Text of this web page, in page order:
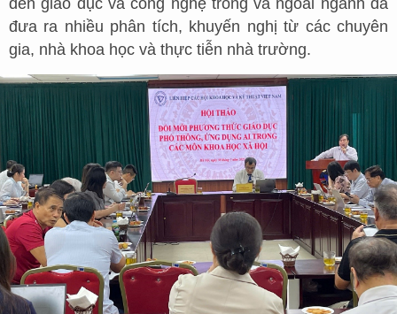
đến giáo dục và công nghệ trong và ngoài ngành đã
đưa ra nhiều phân tích, khuyến nghị từ các chuyên
gia, nhà khoa học và thực tiễn nhà trường.